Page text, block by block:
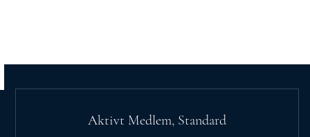
Aktivt Medlem, Standard